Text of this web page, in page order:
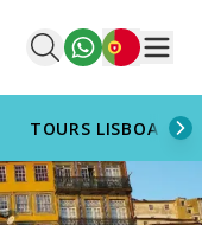
Português
TOURS LISBOA